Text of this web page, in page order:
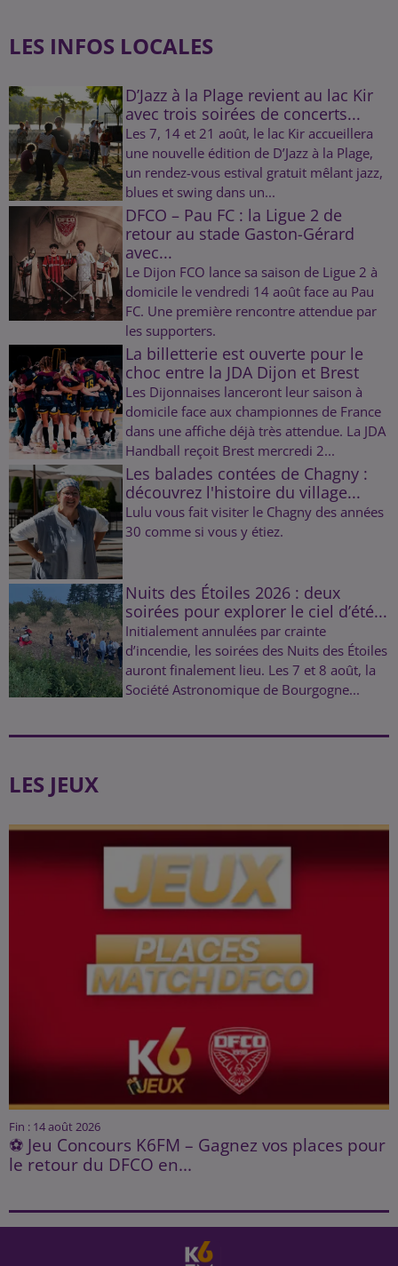
LES INFOS LOCALES
D’Jazz à la Plage revient au lac Kir
avec trois soirées de concerts...
Les 7, 14 et 21 août, le lac Kir accueillera
une nouvelle édition de D’Jazz à la Plage,
un rendez-vous estival gratuit mêlant jazz,
blues et swing dans un...
DFCO – Pau FC : la Ligue 2 de
retour au stade Gaston-Gérard
avec...
Le Dijon FCO lance sa saison de Ligue 2 à
domicile le vendredi 14 août face au Pau
FC. Une première rencontre attendue par
les supporters.
La billetterie est ouverte pour le
choc entre la JDA Dijon et Brest
Les Dijonnaises lanceront leur saison à
domicile face aux championnes de France
dans une affiche déjà très attendue. La JDA
Handball reçoit Brest mercredi 2...
Les balades contées de Chagny :
découvrez l'histoire du village...
Lulu vous fait visiter le Chagny des années
30 comme si vous y étiez.
Nuits des Étoiles 2026 : deux
soirées pour explorer le ciel d’été...
Initialement annulées par crainte
d’incendie, les soirées des Nuits des Étoiles
auront finalement lieu. Les 7 et 8 août, la
Société Astronomique de Bourgogne...
LES JEUX
Fin : 14 août 2026
⚽ Jeu Concours K6FM – Gagnez vos places pour
le retour du DFCO en...